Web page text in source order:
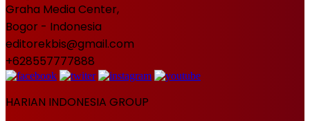
Graha Media Center,
Bogor - Indonesia
editorekbis@gmail.com
+628557777888
HARIAN INDONESIA GROUP